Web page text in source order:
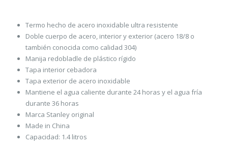
Termo hecho de acero inoxidable ultra resistente
Doble cuerpo de acero, interior y exterior (acero 18/8 o
también conocida como calidad 304)
Manija redobladle de plástico rígido
Tapa interior cebadora
Tapa exterior de acero inoxidable
Mantiene el agua caliente durante 24 horas y el agua fría
durante 36 horas
Marca Stanley original
Made in China
Capacidad: 1.4 litros